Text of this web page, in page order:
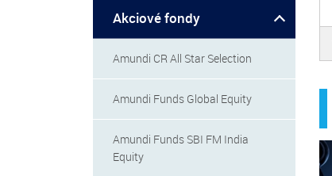
Akciové fondy
Amundi CR All Star Selection
Amundi Funds Global Equity
Amundi Funds SBI FM India
Equity